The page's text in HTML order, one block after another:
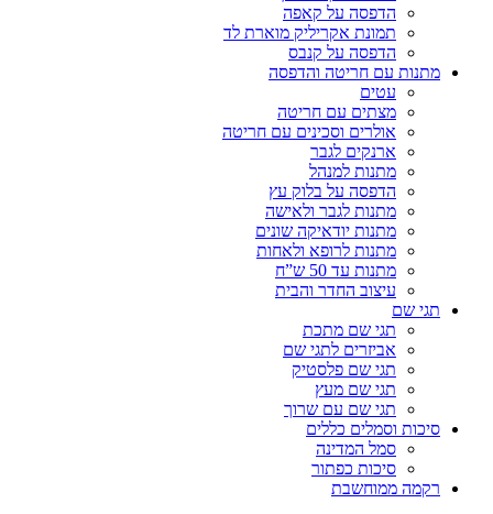
הדפסה על קאפה
תמונת אקריליק מוארת לד
הדפסה על קנבס
מתנות עם חריטה והדפסה
עטים
מצתים עם חריטה
אולרים וסכינים עם חריטה
ארנקים לגבר
מתנות למנהל
הדפסה על בלוק עץ
מתנות לגבר ולאישה
מתנות יודאיקה שונים
מתנות לרופא ולאחות
מתנות עד 50 ש”ח
עיצוב החדר והבית
תגי שם
תגי שם מתכת
אביזרים לתגי שם
תגי שם פלסטיק
תגי שם מעץ
תגי שם עם שרוך
סיכות וסמלים כללים
סמל המדינה
סיכות כפתור
רקמה ממוחשבת